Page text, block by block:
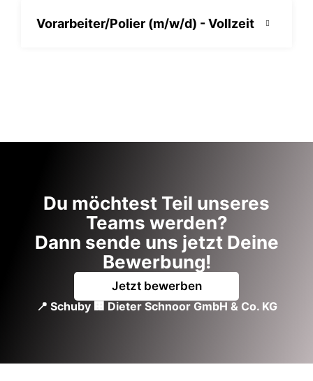
Vorarbeiter/Polier (m/w/d) - Vollzeit
Du möchtest Teil unseres
Teams werden?
Dann sende uns jetzt Deine
Bewerbung!
Jetzt bewerben
📍 Schuby 🏢 Dieter Schnoor GmbH & Co. KG